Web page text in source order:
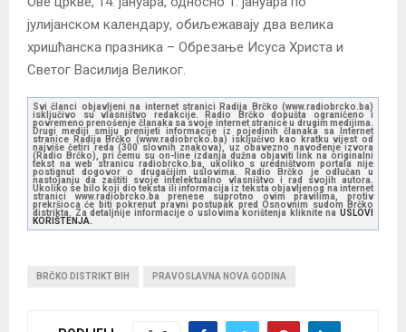
јулијанском календару, обиљежавају два велика
хришћанска празника – Обрезање Исуса Христа и
Светог Василија Великог.
Svi članci objavljeni na internet stranici Radija Brčko (www.radiobrcko.ba)
isključivo su vlasništvo redakcije. Radio Brčko dopušta ograničeno i
povremeno prenošenje članaka sa svoje internet stranice u drugim medijima.
Drugi mediji smiju prenijeti informacije iz pojedinih članaka sa Internet
stranice Radija Brčko (www.radiobrcko.ba) isključivo kao kratku vijest od
najviše četiri reda (300 slovnih znakova), uz obavezno navođenje izvora
(Radio Brčko), pri čemu su on-line izdanja dužna objaviti link na originalni
tekst na web stranicu radiobrcko.ba, ukoliko s uredništvom portala nije
postignut dogovor o drugačijim uslovima. Radio Brčko je odlučan u
nastojanju da zaštiti svoje intelektualno vlasništvo i rad svojih autora.
Ukoliko se bilo koji dio teksta ili informacija iz teksta objavljenog na internet
stranici www.radiobrcko.ba prenese suprotno ovim pravilima, protiv
prekršioca će biti pokrenut pravni postupak pred Osnovnim sudom Brčko
distrikta. Za detaljnije informacije o uslovima korištenja kliknite na USLOVI
KORIŠTENJA.
BRČKO DISTRIKT BIH PRAVOSLAVNA NOVA GODINA